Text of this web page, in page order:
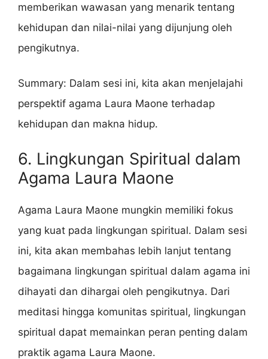
memberikan wawasan yang menarik tentang
kehidupan dan nilai-nilai yang dijunjung oleh
pengikutnya.
Summary: Dalam sesi ini, kita akan menjelajahi
perspektif agama Laura Maone terhadap
kehidupan dan makna hidup.
6. Lingkungan Spiritual dalam
Agama Laura Maone
Agama Laura Maone mungkin memiliki fokus
yang kuat pada lingkungan spiritual. Dalam sesi
ini, kita akan membahas lebih lanjut tentang
bagaimana lingkungan spiritual dalam agama ini
dihayati dan dihargai oleh pengikutnya. Dari
meditasi hingga komunitas spiritual, lingkungan
spiritual dapat memainkan peran penting dalam
praktik agama Laura Maone.